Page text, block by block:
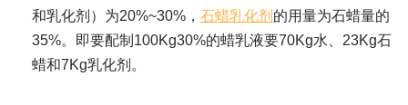
和乳化剂）为20%~30%， 石蜡乳化剂 的用量为石蜡量的
35%。即要配制100Kg30%的蜡乳液要70Kg水、23Kg石
蜡和7Kg乳化剂。